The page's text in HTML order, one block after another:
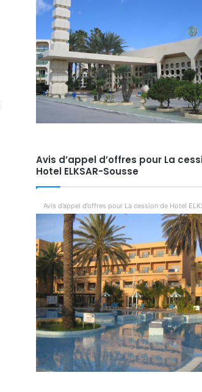
Avis d’appel d’offres pour La
Hotel ELKSAR-Sousse
Avis d’appel d’offres pour La cession de Hotel